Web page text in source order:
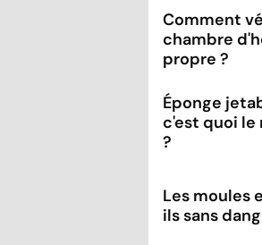
Comment
chambre
propre ?
Éponge
c'est quoi le
?
Les moules
ils sans